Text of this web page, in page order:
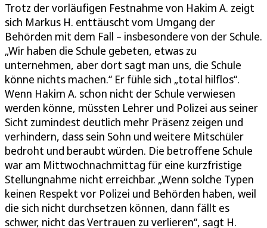
Trotz der vorläufigen Festnahme von Hakim A. zeigt
sich Markus H. enttäuscht vom Umgang der
Behörden mit dem Fall – insbesondere von der Schule.
„Wir haben die Schule gebeten, etwas zu
unternehmen, aber dort sagt man uns, die Schule
könne nichts machen.“ Er fühle sich „total hilflos“.
Wenn Hakim A. schon nicht der Schule verwiesen
werden könne, müssten Lehrer und Polizei aus seiner
Sicht zumindest deutlich mehr Präsenz zeigen und
verhindern, dass sein Sohn und weitere Mitschüler
bedroht und beraubt würden. Die betroffene Schule
war am Mittwochnachmittag für eine kurzfristige
Stellungnahme nicht erreichbar. „Wenn solche Typen
keinen Respekt vor Polizei und Behörden haben, weil
die sich nicht durchsetzen können, dann fällt es
schwer, nicht das Vertrauen zu verlieren“, sagt H.